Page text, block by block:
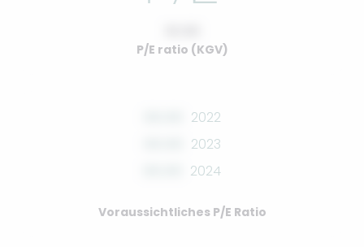
P/E ratio (KGV)
2022
2023
2024
Voraussichtliches P/E Ratio